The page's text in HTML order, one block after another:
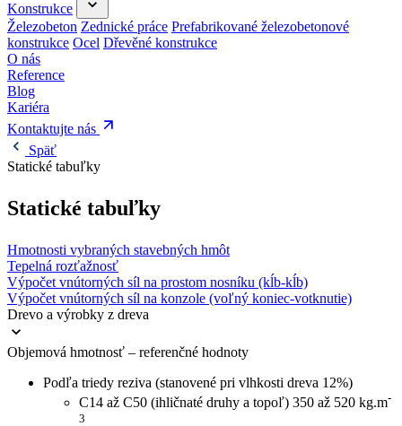
Konstrukce
Železobeton Zednické práce Prefabrikované železobetonové
konstrukce Ocel Dřevěné konstrukce
O nás
Reference
Blog
Kariéra
Kontaktujte nás
Späť
Statické tabuľky
Statické tabuľky
Hmotnosti vybraných stavebných hmôt
Tepelná rozťažnosť
Výpočet vnútorných síl na prostom nosníku (kĺb-kĺb)
Výpočet vnútorných síl na konzole (voľný koniec-votknutie)
Drevo a výrobky z dreva
Objemová hmotnosť – referenčné hodnoty
Podľa triedy reziva (stanovené pri vlhkosti dreva 12%)
C14 až C50 (ihličnaté druhy a topoľ) 350 až 520 kg.m-
3